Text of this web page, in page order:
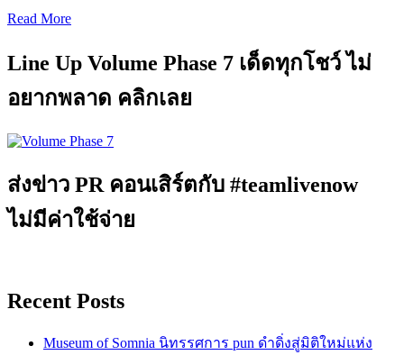
Read More
Line Up Volume Phase 7 เด็ดทุกโชว์ ไม่
อยากพลาด คลิกเลย
ส่งข่าว PR คอนเสิร์ตกับ #teamlivenow
ไม่มีค่าใช้จ่าย
Recent Posts
Museum of Somnia นิทรรศการ pun ดำดิ่งสู่มิติใหม่แห่ง